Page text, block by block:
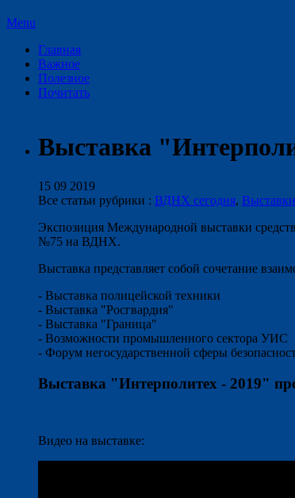
Menu
Главная
Важное
Полезное
Почитать
Выставка
15 09 2019
Все статьи рубрики : ВДНХ сегодня,
Экспозиция Международной выставки
№75 на ВДНХ.
Выставка представляет собой сочетание
- Выставка полицейской техники
- Выставка "Росгвардия"
- Выставка "Граница"
- Возможности промышленного сектора УИС
- Форум негосударственной сферы
Выставка "Интерполитех - 2019"
Видео на выставке: